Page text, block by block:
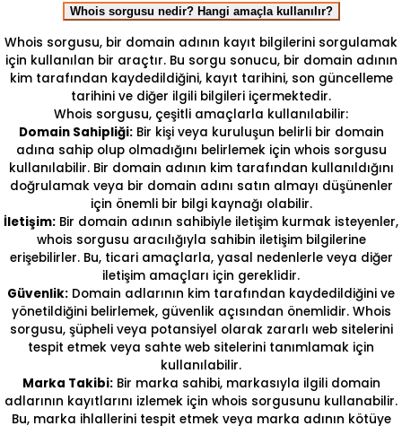
Whois sorgusu nedir? Hangi amaçla kullanılır?
Whois sorgusu, bir domain adının kayıt bilgilerini sorgulamak
için kullanılan bir araçtır. Bu sorgu sonucu, bir domain adının
kim tarafından kaydedildiğini, kayıt tarihini, son güncelleme
tarihini ve diğer ilgili bilgileri içermektedir.
Whois sorgusu, çeşitli amaçlarla kullanılabilir:
Domain Sahipliği:Bir kişi veya kuruluşun belirli bir domain
adına sahip olup olmadığını belirlemek için whois sorgusu
kullanılabilir. Bir domain adının kim tarafından kullanıldığını
doğrulamak veya bir domain adını satın almayı düşünenler
için önemli bir bilgi kaynağı olabilir.
İletişim: Bir domain adının sahibiyle iletişim kurmak isteyenler,
whois sorgusu aracılığıyla sahibin iletişim bilgilerine
erişebilirler. Bu, ticari amaçlarla, yasal nedenlerle veya diğer
iletişim amaçları için gereklidir.
Güvenlik: Domain adlarının kim tarafından kaydedildiğini ve
yönetildiğini belirlemek, güvenlik açısından önemlidir. Whois
sorgusu, şüpheli veya potansiyel olarak zararlı web sitelerini
tespit etmek veya sahte web sitelerini tanımlamak için
kullanılabilir.
Marka Takibi:Bir marka sahibi, markasıyla ilgili domain
adlarının kayıtlarını izlemek için whois sorgusunu kullanabilir.
Bu, marka ihlallerini tespit etmek veya marka adının kötüye